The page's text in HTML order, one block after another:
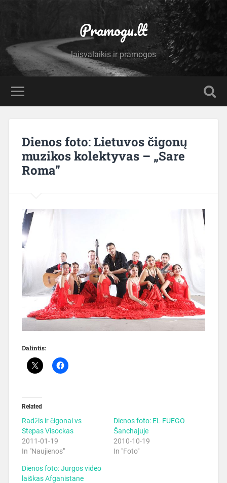
Pramogu.lt
laisvalaikis ir pramogos
Dienos foto: Lietuvos čigonų
muzikos kolektyvas – „Sare
Roma”
Dalintis:
Related
Radžis ir čigonai vs
Stepas Visockas
2011-01-19
In "Naujienos"
Dienos foto: EL FUEGO
Šanchajuje
2010-10-19
In "Foto"
Dienos foto: Jurgos video
laiškas Afganistane